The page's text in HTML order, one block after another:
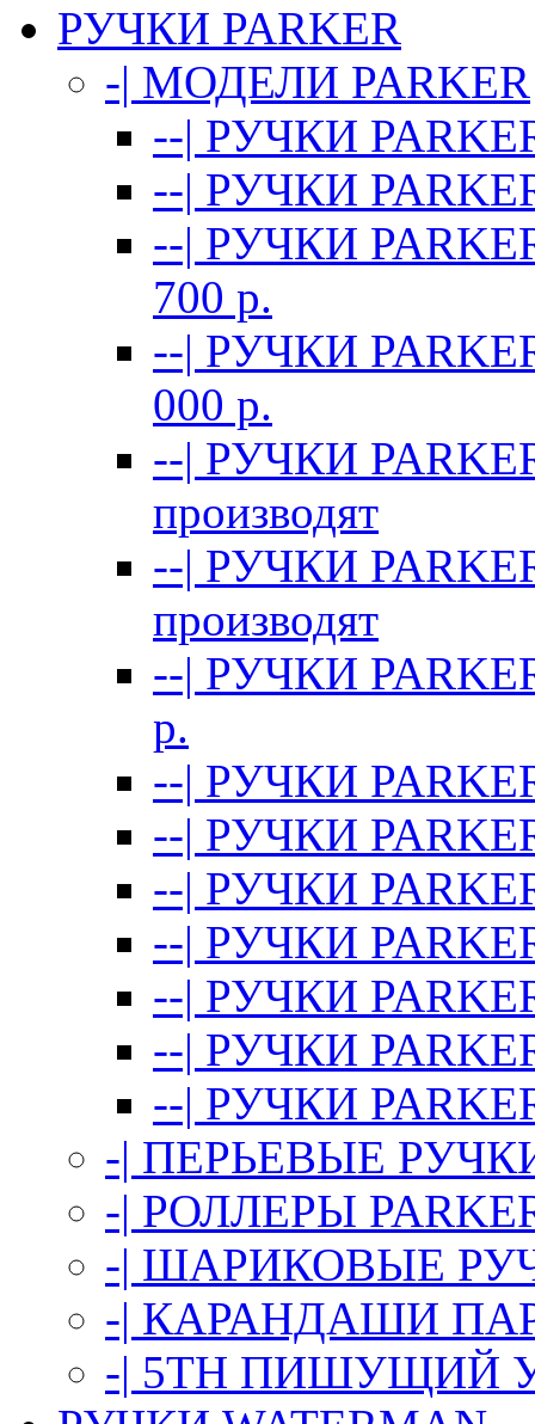
РУЧКИ PARKER
-| МОДЕЛИ PARKER
--| РУЧКИ
--| РУЧКИ
--| РУЧКИ
700 p.
--| РУЧКИ
000 p.
--| РУЧКИ
производят
--| РУЧКИ
производят
--| РУЧКИ
p.
--| РУЧКИ
--| РУЧКИ
--| РУЧКИ
--| РУЧКИ
--| РУЧКИ
--| РУЧКИ
--| РУЧКИ
-| ПЕРЬЕВЫЕ
-| РОЛЛЕРЫ
-| ШАРИКОВЫЕ
-| КАРАНДАШИ
-| 5TH ПИШУЩИЙ